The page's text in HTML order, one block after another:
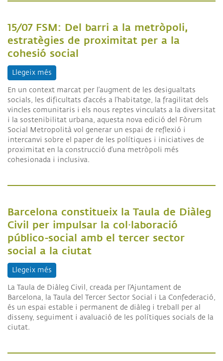
15/07 FSM: Del barri a la metròpoli,
estratègies de proximitat per a la
cohesió social
Llegeix més
En un context marcat per l’augment de les desigualtats
socials, les dificultats d’accés a l’habitatge, la fragilitat dels
vincles comunitaris i els nous reptes vinculats a la diversitat
i la sostenibilitat urbana, aquesta nova edició del Fòrum
Social Metropolità vol generar un espai de reflexió i
intercanvi sobre el paper de les polítiques i iniciatives de
proximitat en la construcció d’una metròpoli més
cohesionada i inclusiva.
Barcelona constitueix la Taula de Diàleg
Civil per impulsar la col·laboració
público-social amb el tercer sector
social a la ciutat
Llegeix més
La Taula de Diàleg Civil, creada per l’Ajuntament de
Barcelona, la Taula del Tercer Sector Social i La Confederació,
és un espai estable i permanent de diàleg i treball per al
disseny, seguiment i avaluació de les polítiques socials de la
ciutat.